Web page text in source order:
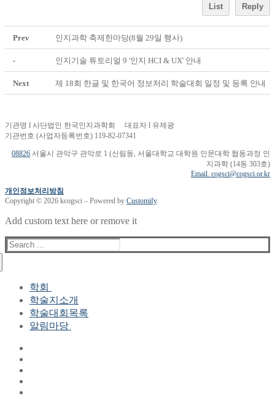
List Reply
Prev 인지과학 축제한마당(8월 29일 행사)
- 인지기술 튜토리얼 9 '인지 HCI & UX' 안내
Next 제 18회 한글 및 한국어 정보처리 학술대회 일정 및 등록 안내
기관명 l 사단법인 한국인지과학회 대표자 l 유제광
기관번호 (사업자등록번호) 119-82-07341
08826 서울시 관악구 관악로 1 (신림동, 서울대학교 대학원 인문대학 협동과정 인
지과학 (14동 303호)
Email. cogsci@cogsci.or.kr
개인정보처리방침
Copyright © 2026 kcogsci – Powered by Customify.
Add custom text here or remove it
Search
for:
학회
학회장 인사말
현 임원진
역대 임원진
학술지소개
학술대회목록
알림마당